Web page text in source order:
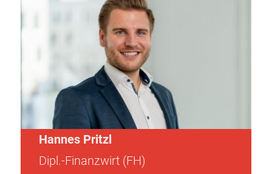
Hannes Pritzl
Dipl.-Finanzwirt (FH)